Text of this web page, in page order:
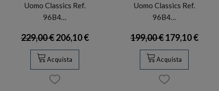
Uomo Classics Ref.
96B4…
229,00 €206,10 €
Acquista
Uomo Classics Ref.
96B4…
199,00 €179,10 €
Acquista